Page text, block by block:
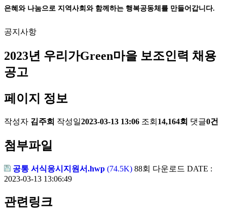
은혜와 나눔으로 지역사회와 함께하는 행복공동체를 만들어갑니다.
공지사항
2023년 우리가Green마을 보조인력 채용
공고
페이지 정보
작성자 김주희 작성일2023-03-13 13:06 조회 14,164회 댓글0건
첨부파일
공통 서식응시지원서.hwp (74.5K) 88회 다운로드 DATE :
2023-03-13 13:06:49
관련링크